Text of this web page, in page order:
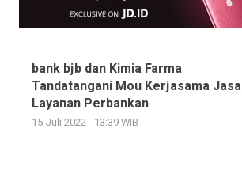
bank bjb dan Kimia Farma
Tandatangani Mou Kerjasama Jasa
Layanan Perbankan
15 Juli 2022 - 13:39 WIB